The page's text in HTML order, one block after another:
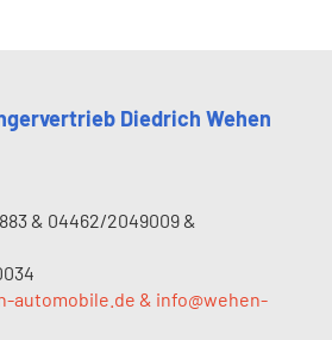
Diedrich Wehen
& 04462/2049009 &
automobile.de & info@wehen-